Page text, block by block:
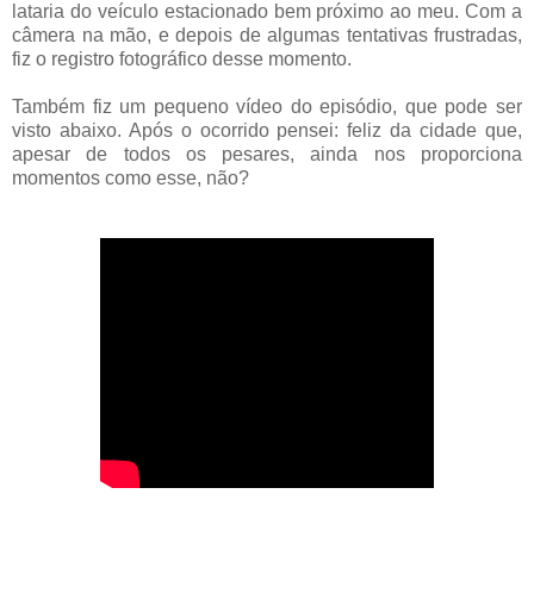
lataria do veículo estacionado bem próximo ao meu. Com a
câmera na mão, e depois de algumas tentativas frustradas,
fiz o registro fotográfico desse momento.
Também fiz um pequeno vídeo do episódio, que pode ser
visto abaixo. Após o ocorrido pensei: feliz da cidade que,
apesar de todos os pesares, ainda nos proporciona
momentos como esse, não?